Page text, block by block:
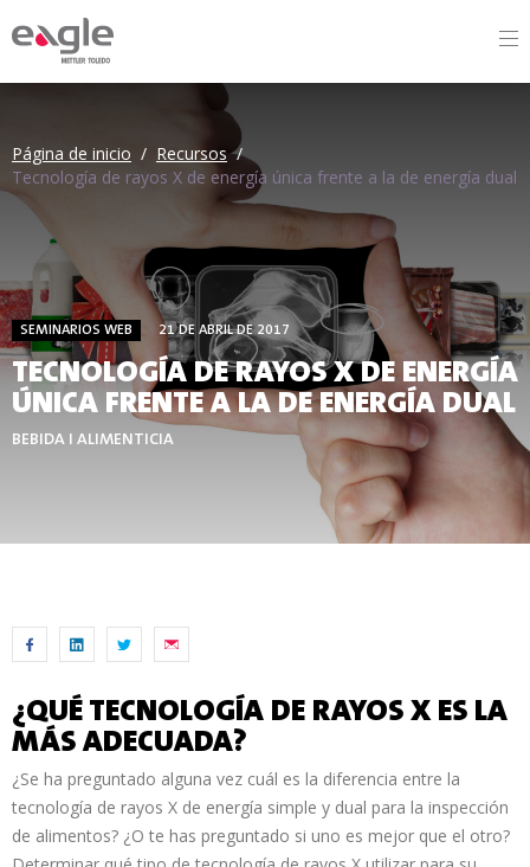
Página de inicio / Recursos /
Tecnología de rayos X de energía única frente a la de energía dual
SEMINARIOS WEB 21 DE ABRIL DE 2017
TECNOLOGÍA DE RAYOS X DE ENERGÍA
ÚNICA FRENTE A LA DE ENERGÍA DUAL
BEBIDA I ALIMENTICIA
¿QUÉ TECNOLOGÍA DE RAYOS X ES LA
MÁS ADECUADA?
¿Se ha preguntado alguna vez cuál es la diferencia entre la
tecnología de rayos X de energía simple y dual para la inspección
de alimentos? ¿O te has preguntado si uno es mejor que el otro?